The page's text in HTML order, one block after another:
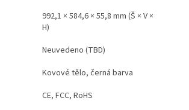
992,1 × 584,6 × 55,8 mm (Š × V ×
H)
Neuvedeno (TBD)
Kovové tělo, černá barva
CE, FCC, RoHS